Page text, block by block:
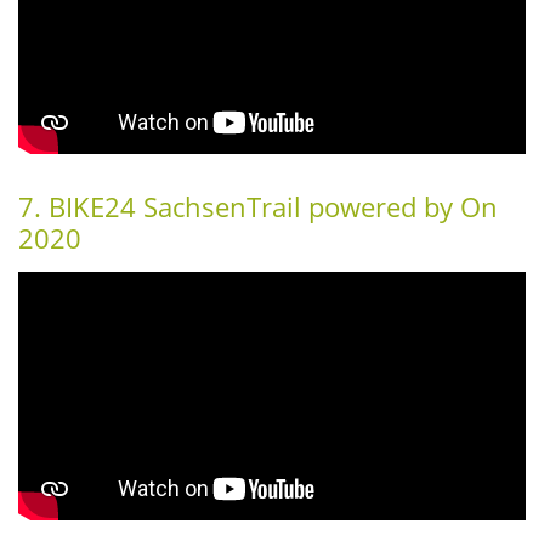
7. BIKE24 SachsenTrail powered by On
2020